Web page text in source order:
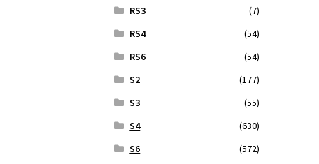
RS3
(7)
RS4
(54)
RS6
(54)
S2
(177)
S3
(55)
S4
(630)
S6
(572)